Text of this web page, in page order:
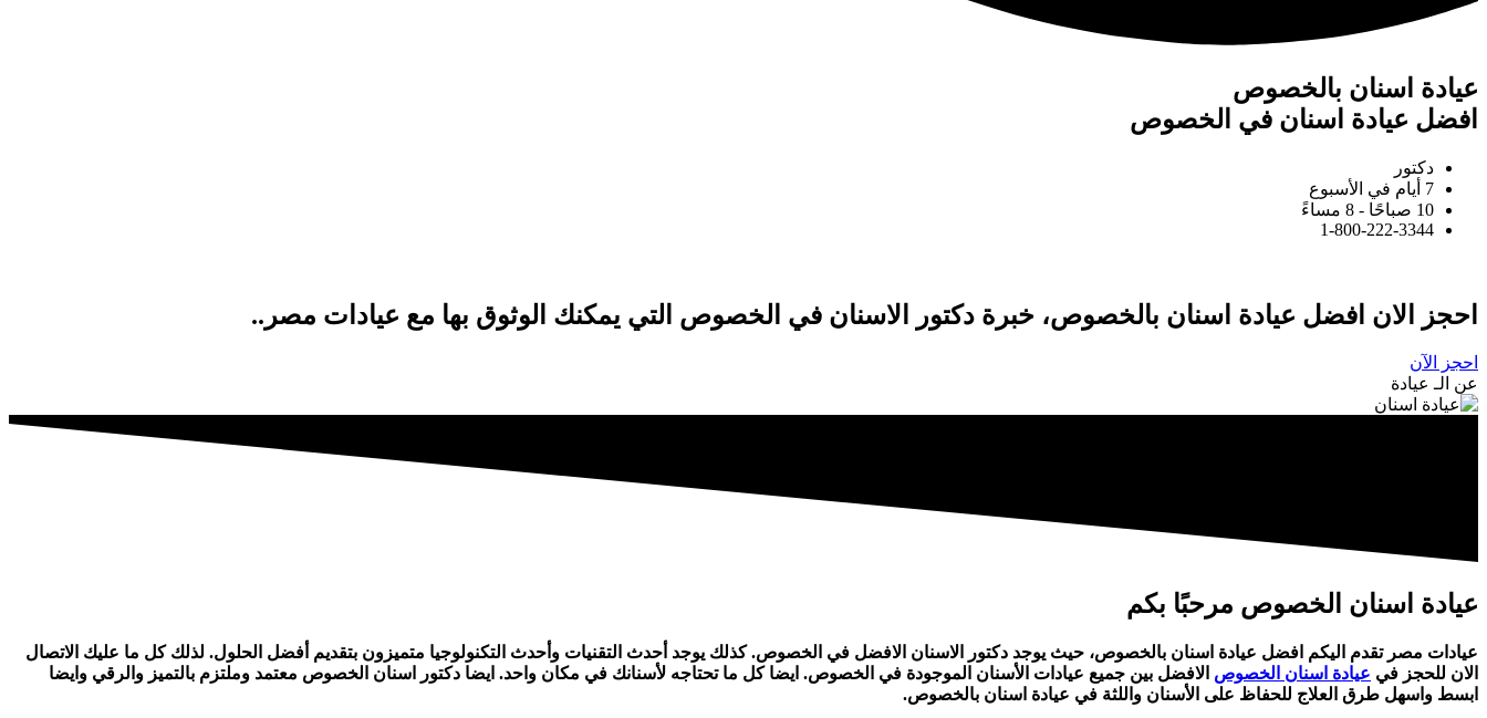
عيادة اسنان بالخصوص
افضل عيادة اسنان في الخصوص
دكتور
7 أيام في الأسبوع
10 صباحًا - 8 مساءً
1-800-222-3344
احجز الان افضل عيادة اسنان بالخصوص، خبرة دكتور الاسنان في الخصوص التي يمكنك الوثوق بها مع عيادات مصر..
احجز الآن
عن الـ عيادة
عيادة اسنان الخصوص مرحبًا بكم
عيادات مصر تقدم اليكم افضل عيادة اسنان بالخصوص، حيث يوجد دكتور الاسنان الافضل في الخصوص. كذلك يوجد أحدث التقنيات وأحدث التكنولوجيا متميزون بتقديم أفضل الحلول. لذلك كل ما عليك الاتصال
الان للحجز في عيادة اسنان الخصوص الافضل بين جميع عيادات الأسنان الموجودة في الخصوص. ايضا كل ما تحتاجه لأسنانك في مكان واحد. ايضا دكتور اسنان الخصوص معتمد وملتزم بالتميز والرقي وايضا
ابسط واسهل طرق العلاج للحفاظ على الأسنان واللثة في عيادة اسنان بالخصوص.